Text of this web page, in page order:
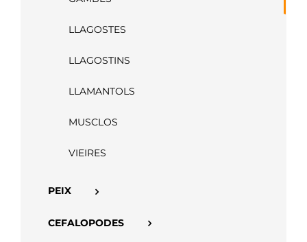
LLAGOSTES
LLAGOSTINS
LLAMANTOLS
MUSCLOS
VIEIRES
PEIX
CEFALOPODES